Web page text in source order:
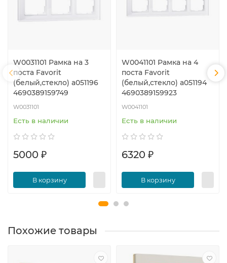
W0031101 Рамка на 3
поста Favorit
(белый,стекло) a051196
4690389159749
W0031101
Есть в наличии
5000 ₽
В корзину
W0041101 Рамка на 4
поста Favorit
(белый,стекло) a051194
4690389159923
W0041101
Есть в наличии
6320 ₽
В корзину
Похожие товары